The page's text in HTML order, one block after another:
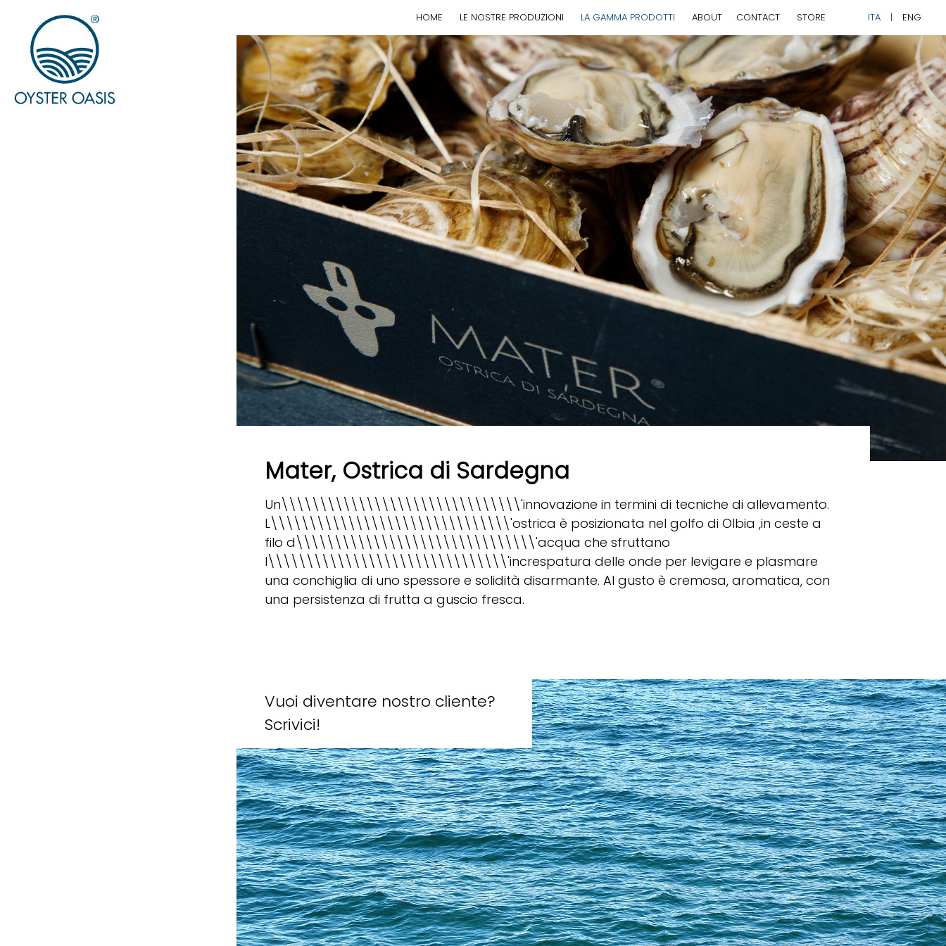
HOME LE NOSTRE PRODUZIONI LA GAMMA PRODOTTI ABOUT CONTACT STORE ITA ENG
Mater, Ostrica di Sardegna
Un\\\\\\\\\\\\\\\\\\\\\\\\\\\\\\\'innovazione in termini di tecniche di allevamento.
L\\\\\\\\\\\\\\\\\\\\\\\\\\\\\\\'ostrica è posizionata nel golfo di Olbia ,in ceste a
filo d\\\\\\\\\\\\\\\\\\\\\\\\\\\\\\\'acqua che sfruttano
l\\\\\\\\\\\\\\\\\\\\\\\\\\\\\\\'increspatura delle onde per levigare e plasmare
una conchiglia di uno spessore e solidità disarmante. Al gusto è cremosa, aromatica, con
una persistenza di frutta a guscio fresca.
Vuoi diventare nostro cliente?
Scrivici!